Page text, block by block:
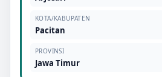
KOTA/KABUPATEN
Pacitan
PROVINSI
Jawa Timur